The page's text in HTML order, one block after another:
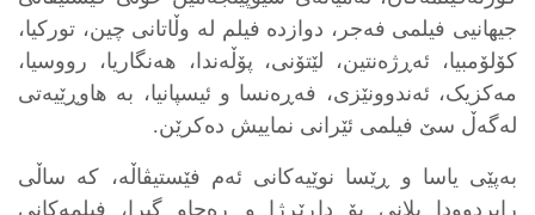
جیهانیی فیلمی فەجر، دوازدە فیلم لە وڵاتانی چین، تورکیا،
کۆلۆمبیا، ئەڕژەنتین، لێتۆنی، پۆڵەندا، هەنگاریا، رووسیا،
مەکزیک، ئەندوونێزی، فەڕەنسا و ئیسپانیا، بە هاوڕێیەتی
لەگەڵ سێ فیلمی ئێرانی نماییش دەکرێن.
بەپێی یاسا و ڕێسا نوێیەکانی ئەم فێستیڤاڵە، کە ساڵی
رابردوودا پلانی بۆ داڕێڕژا و ڕەچاو گیرا، فیلمەکانی